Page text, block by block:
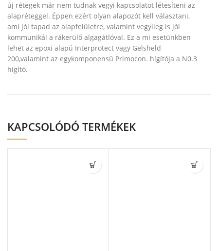
új rétegek már nem tudnak vegyi kapcsolatot létesíteni az
alapréteggel. Éppen ezért olyan alapozót kell választani,
ami jól tapad az alapfelületre, valamint vegyileg is jól
kommunikál a rákerülő algagátlóval. Ez a mi esetünkben
lehet az epoxi alapú Interprotect vagy Gelsheld
200,valamint az egykomponensű Primocon. hígítója a N0.3
hígító.
KAPCSOLÓDÓ TERMÉKEK